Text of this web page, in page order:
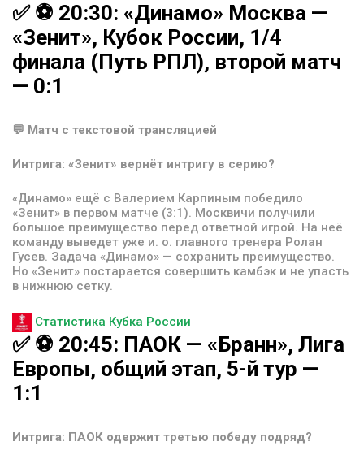
✅ ⚽️ 20:30: «Динамо» Москва —
«Зенит», Кубок России, 1/4
финала (Путь РПЛ), второй матч
— 0:1
💬 Матч с текстовой трансляцией
Интрига: «Зенит» вернёт интригу в серию?
«Динамо» ещё с Валерием Карпиным победило
«Зенит» в первом матче (3:1). Москвичи получили
большое преимущество перед ответной игрой. На неё
команду выведет уже и. о. главного тренера Ролан
Гусев. Задача «Динамо» — сохранить преимущество.
Но «Зенит» постарается совершить камбэк и не упасть
в нижнюю сетку.
Статистика Кубка России
✅ ⚽️ 20:45: ПАОК — «Бранн», Лига
Европы, общий этап, 5-й тур —
1:1
Интрига: ПАОК одержит третью победу подряд?